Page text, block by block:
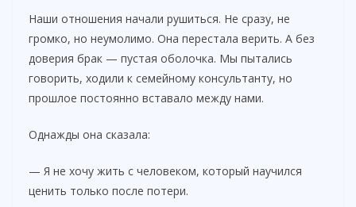
Наши отношения начали рушиться. Не сразу, не
громко, но неумолимо. Она перестала верить. А без
доверия брак — пустая оболочка. Мы пытались
говорить, ходили к семейному консультанту, но
прошлое постоянно вставало между нами.
Однажды она сказала:
— Я не хочу жить с человеком, который научился
ценить только после потери.